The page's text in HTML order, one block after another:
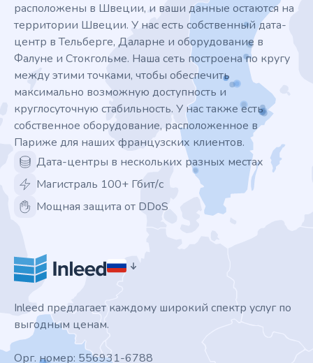
расположены в Швеции, и ваши данные остаются на
территории Швеции. У нас есть собственный дата-
центр в Тельберге, Даларне и оборудование в
Фалуне и Стокгольме. Наша сеть построена по кругу
между этими точками, чтобы обеспечить
максимально возможную доступность и
круглосуточную стабильность. У нас также есть
собственное оборудование, расположенное в
Париже для наших французских клиентов.
Дата-центры в нескольких разных местах
Магистраль 100+ Гбит/с
Мощная защита от DDoS
Inleed предлагает каждому широкий спектр услуг по
выгодным ценам.
Орг. номер: 556931-6788